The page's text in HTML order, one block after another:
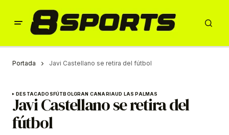
Portada Javi Castellano se retira del fútbol
DESTACADOSFÚTBOLGRAN CANARIAUD LAS PALMAS
Javi Castellano se retira del
fútbol